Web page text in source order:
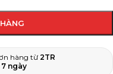
hàng từ 2TR
7 ngày